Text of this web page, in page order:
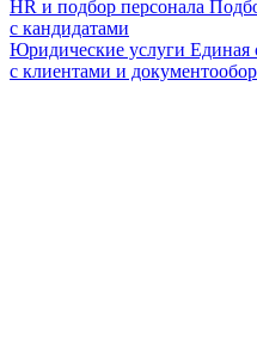
HR и подбор персонала
с кандидатами
Юридические услуги Единая
с клиентами и